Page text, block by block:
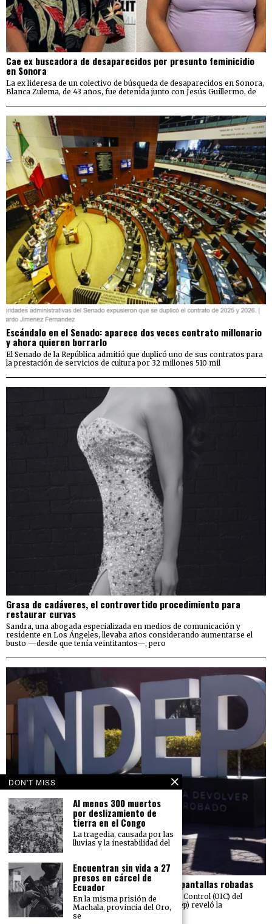
Cae ex buscadora de desaparecidos por presunto feminicidio
en Sonora
La ex lideresa de un colectivo de búsqueda de desaparecidos en Sonora,
Blanca Zulema, de 43 años, fue detenida junto con Jesús Guillermo, de
Escándalo en el Senado: aparece dos veces contrato millonario
y ahora quieren borrarlo
El Senado de la República admitió que duplicó uno de sus contratos para
la prestación de servicios de cultura por 32 millones 510 mil
Grasa de cadáveres, el controvertido procedimiento para
restaurar curvas
Sandra, una abogada especializada en medios de comunicación y
residente en Los Ángeles, llevaba años considerando aumentarse el
busto —desde que tenía veintitantos—, pero
El Indep pierde más de 23 mdp en carros y pantallas robadas
Una auditoría realizada por el Órgano Interno de Control (OIC) del
Instituto para Devolver al Pueblo lo Robado (Indep) reveló la
sustracción de 211
DON'T MISS
Al menos 300 muertos
por deslizamiento de
tierra en el Congo
La tragedia, causada por las
lluvias y la inestabilidad del
Encuentran sin vida a 27
presos en cárcel de
Ecuador
En la misma prisión de
Machala, provincia del Oro,
se